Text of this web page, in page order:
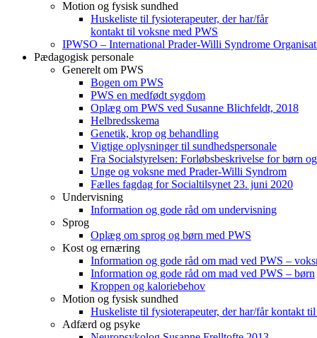
Motion og fysisk sundhed
Huskeliste til fysioterapeuter, der har/får
kontakt til voksne med PWS
IPWSO – International Prader-Willi Syndrome
Pædagogisk personale
Generelt om PWS
Bogen om PWS
PWS en medfødt sygdom
Oplæg om PWS ved Susanne Blichfeldt, 2018
Helbredsskema
Genetik, krop og behandling
Vigtige oplysninger til sundhedspersonale
Fra Socialstyrelsen: Forløbsbeskrivelse for børn
Unge og voksne med Prader-Willi Syndrom
Fælles fagdag for Socialtilsynet 23. juni 2020
Undervisning
Information og gode råd om undervisning
Sprog
Oplæg om sprog og børn med PWS
Kost og ernæring
Information og gode råd om mad ved PWS –
Information og gode råd om mad ved PWS – børn
Kroppen og kaloriebehov
Motion og fysisk sundhed
Huskeliste til fysioterapeuter, der har/får kontakt
Adfærd og psyke